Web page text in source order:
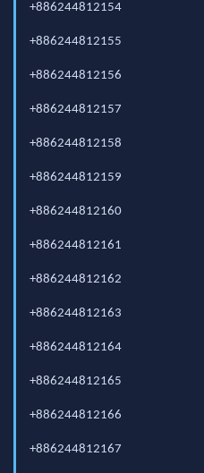
+886244812154
+886244812155
+886244812156
+886244812157
+886244812158
+886244812159
+886244812160
+886244812161
+886244812162
+886244812163
+886244812164
+886244812165
+886244812166
+886244812167